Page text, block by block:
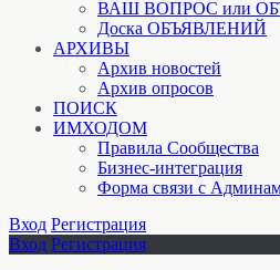
ВАШ ВОПРОС или
Доска ОБЪЯВЛЕНИЙ
АРХИВЫ
Архив новостей
Архив опросов
ПОИСК
ИМХОДОМ
Правила Сообщества
Бизнес-интеграция
Форма связи с
Вход Регистрация
Вход Регистрация